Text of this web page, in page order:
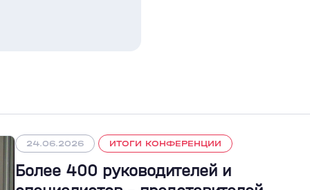
24.06.2026 ИТОГИ КОНФЕРЕНЦИИ
Более 400 руководителей и